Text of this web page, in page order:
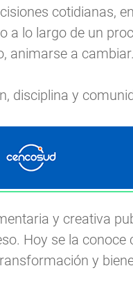
cotidianas,
a lo largo de un
animarse a cambiar.
disciplina y
y creativa
Hoy se la
y